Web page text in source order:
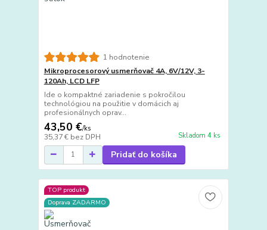
1 hodnotenie
Mikroprocesorový usmerňovač 4A, 6V/12V, 3-
120Ah, LCD LFP
Ide o kompaktné zariadenie s pokročilou
technológiou na použitie v domácich aj
profesionálnych oprav...
43,50 €/ks
35,37 € bez DPH Skladom 4 ks
Pridať do košíka
TOP produkt
Doprava ZADARMO